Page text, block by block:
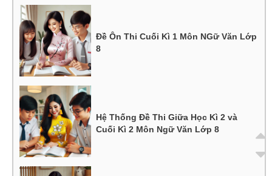
Đề Ôn Thi Cuối Kì 1 Môn NGữ Văn Lớp
8
Hệ Thống Đề Thi Giữa Học Kì 2 và
Cuối Kì 2 Môn Ngữ Văn Lớp 8